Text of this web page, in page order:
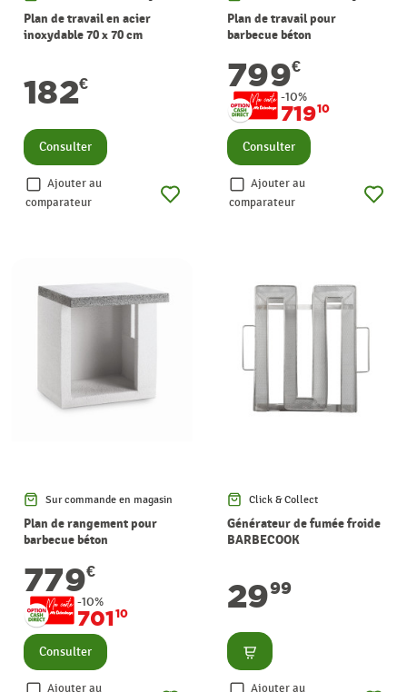
Plan de travail en acier
inoxydable 70 x 70 cm
182€
Consulter
Ajouter au
comparateur
Plan de travail pour
barbecue béton
799€
-10%
71910
Consulter
Ajouter au
comparateur
Sur commande en magasin
Plan de rangement pour
barbecue béton
779€
-10%
70110
Consulter
Ajouter au
Click & Collect
Générateur de fumée froide
BARBECOOK
2999
Consulter
Ajouter au